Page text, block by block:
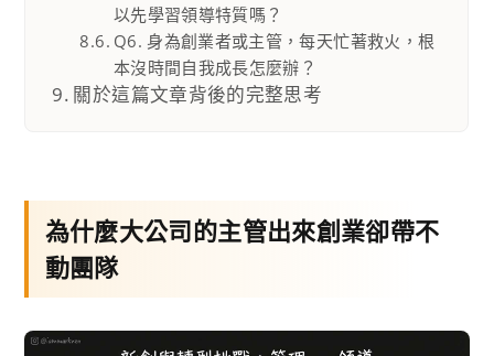
以先學習領導特質嗎？
Q6. 身為創業者或主管，每天忙著救火，根
本沒時間自我成長怎麼辦？
關於這篇文章背後的完整思考
為什麼大公司的主管出來創業卻帶不
動團隊